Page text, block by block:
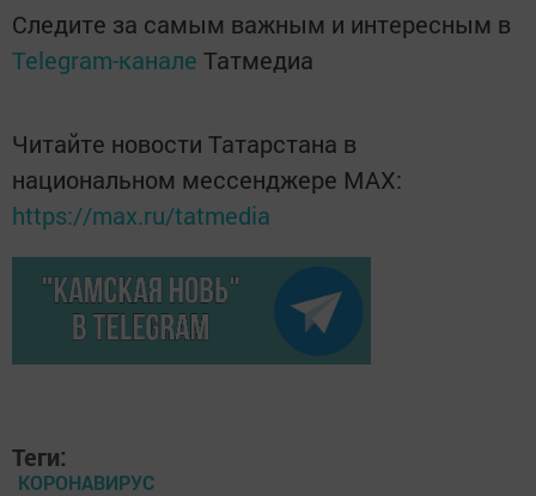
Следите за самым важным и интересным в
Telegram-канале Татмедиа
Читайте новости Татарстана в
национальном мессенджере MАХ:
https://max.ru/tatmedia
Теги:
КОРОНАВИРУС